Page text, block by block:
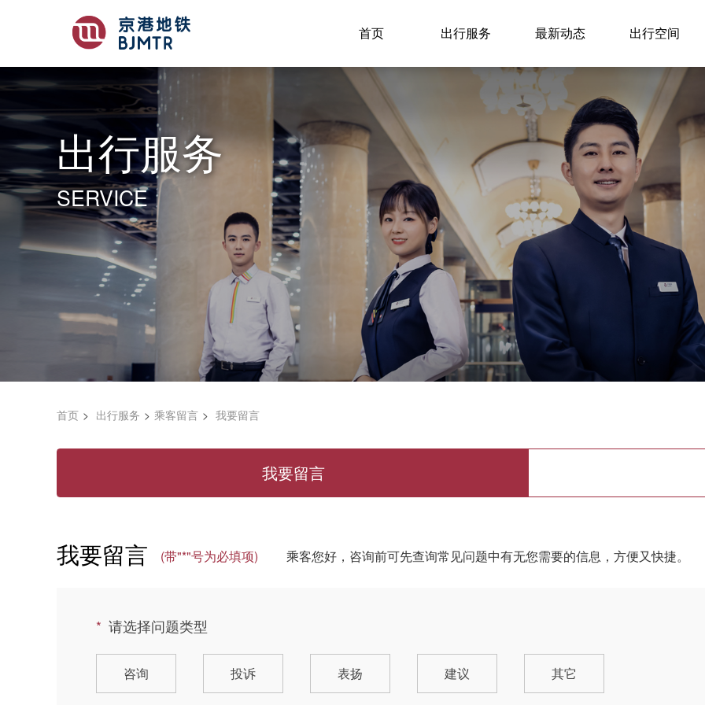
首页 出行服务 最新动态 出行空间
出行服务
SERVICE
首页 出行服务 乘客留言 我要留言
我要留言
我要留言 (带"*"号为必填项) 乘客您好，咨询前可先查询常见问题中有无您需要的信息，方便又快捷。
请选择问题类型
咨询 投诉 表扬 建议 其它